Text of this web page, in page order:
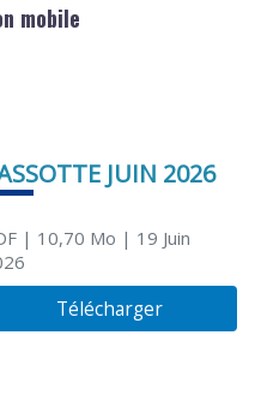
mobile
JUIN 2026
| 10,70 Mo | 19 Juin
Télécharger